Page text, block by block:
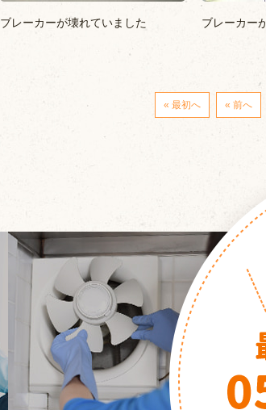
ブレーカーが壊れていました ブレーカー
« 最初へ « 前へ